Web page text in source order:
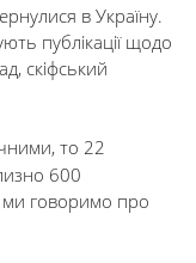
в Україну.
публікації щодо
скіфський
то 22
600
ми говоримо про